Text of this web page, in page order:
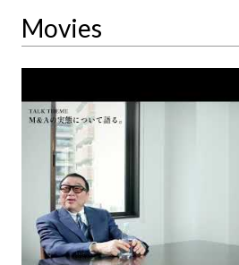
Movies